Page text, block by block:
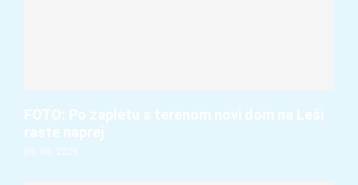
FOTO: Po zapletu s terenom novi dom na Leši
raste naprej
09. 08. 2026